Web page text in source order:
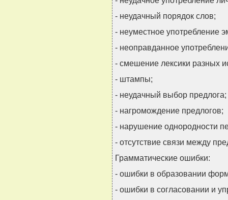
- неудачный порядок слов;
- неуместное употребление
- неоправданное
- смешение лексики разных
- штампы;
- неудачный выбор предлога;
- нагромождение предлогов;
- нарушение однородности
- отсутствие связи между
Грамматические ошибки:
- ошибки в образовании
- ошибки в согласовании и